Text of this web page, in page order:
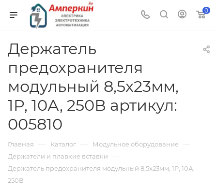
0
Держатель
предохранителя
модульный 8,5х23мм,
1P, 10А, 250В артикул:
005810
Главная — Каталог — Модульное оборудование —
Держатели и плавкие вставки —
Держатель предохранителя модульный 8,5х23мм, 1P, 10А,
250В